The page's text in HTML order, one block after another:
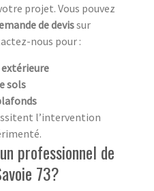
projet. Vous pouvez
de devissur
nous pour :
sols
l’intervention
professionnel de
73?